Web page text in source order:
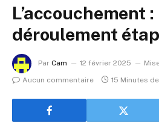
L’accouchement :
déroulement
Par Cam 12 février 2025
Aucun commentaire
15 Minutes